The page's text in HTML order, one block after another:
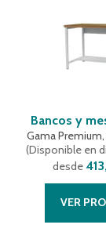
Bancos y
Gama
(Disponible en
desde
VER